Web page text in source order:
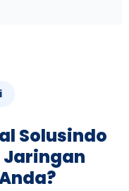
Solusindo
Jaringan